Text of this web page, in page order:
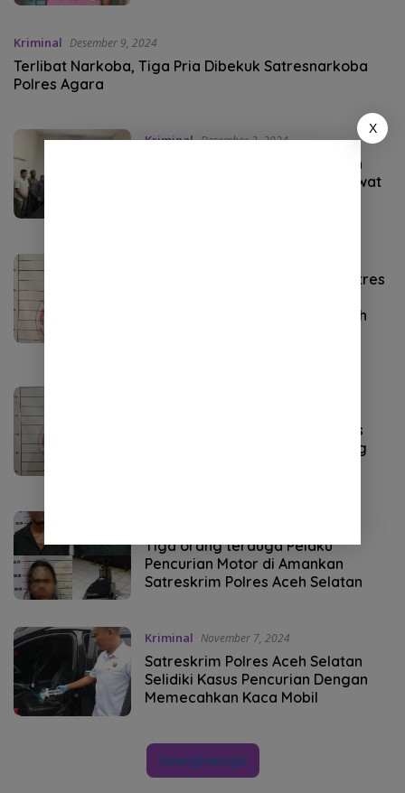
Kriminal Desember 9, 2024
Terlibat Narkoba, Tiga Pria Dibekuk Satresnarkoba
Polres Agara
Kriminal Desember 3, 2024
Satreskrim Polres Aceh Selatan
Selesaikan Kasus Pencurian Lewat
Pria Paruh Baya Diamankan Satres
Selatan,Diduga Pelaku Penyalah
Presiden, Satresnarkoba Polres
Aceh Selatan Amankan Seorang
Tiga orang terduga Pelaku
Pencurian Motor di Amankan
Satreskrim Polres Aceh Selatan
Kriminal November 7, 2024
Satreskrim Polres Aceh Selatan
Selidiki Kasus Pencurian Dengan
Memecahkan Kaca Mobil
Selengkapnya
X